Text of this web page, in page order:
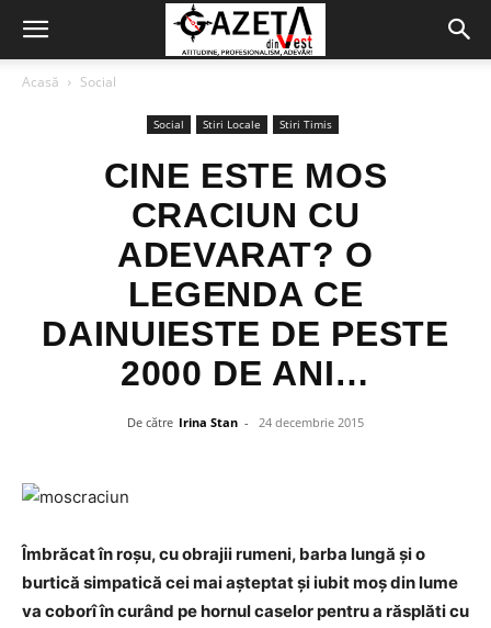
Acasă Social
Social Stiri Locale Stiri Timis
CINE ESTE MOS
CRACIUN CU
ADEVARAT? O
LEGENDA CE
DAINUIESTE DE PESTE
2000 DE ANI…
De către Irina Stan - 24 decembrie 2015
Îmbrăcat în roșu, cu obrajii rumeni, barba lungă și o
burtică simpatică cei mai așteptat și iubit moș din lume
va coborî în curând pe hornul caselor pentru a răsplăti cu